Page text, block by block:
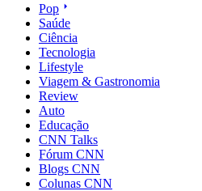
Pop
Saúde
Ciência
Tecnologia
Lifestyle
Viagem & Gastronomia
Review
Auto
Educação
CNN Talks
Fórum CNN
Blogs CNN
Colunas CNN